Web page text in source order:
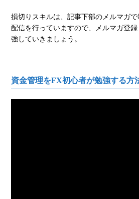
損切りスキルは、記事下部のメルマガ
配信を行っていますので、メルマガ登
強していきましょう。
資金管理をFX初心者が勉強する方